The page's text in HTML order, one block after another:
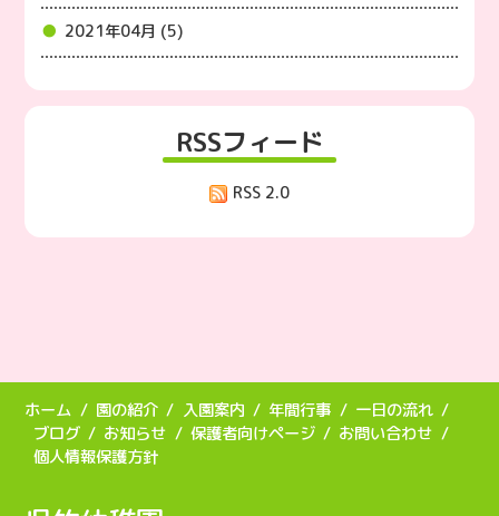
2021年04月 (5)
RSSフィード
RSS 2.0
ホーム 園の紹介 入園案内 年間行事
一日の流れ
ブログ
お知らせ 保護者向けページ
お問い合わせ
個人情報保護方針